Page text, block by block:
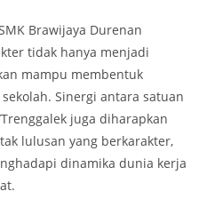
Brawijaya Durenan
tidak hanya menjadi
mampu membentuk
Sinergi antara satuan
juga diharapkan
lulusan yang berkarakter,
dinamika dunia kerja